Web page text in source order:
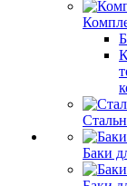
Баки